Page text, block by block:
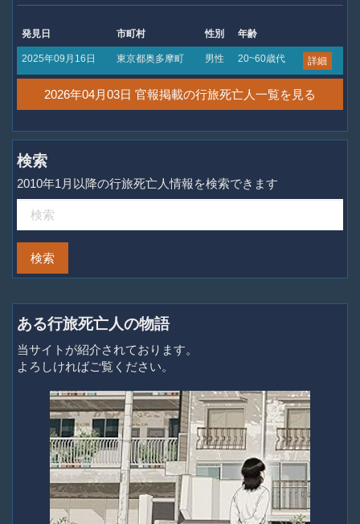
発見日 市町村 性別 年齢
2025年09月16日 東京都奥多摩町 男性 20~60歳代 詳細
2026年04月03日 官報掲載の行旅死亡人一覧を見る
検索
2010年1月以降の行旅死亡人情報を検索できます
ある行旅死亡人の物語
当サイトが紹介されております。
よろしければご覧ください。